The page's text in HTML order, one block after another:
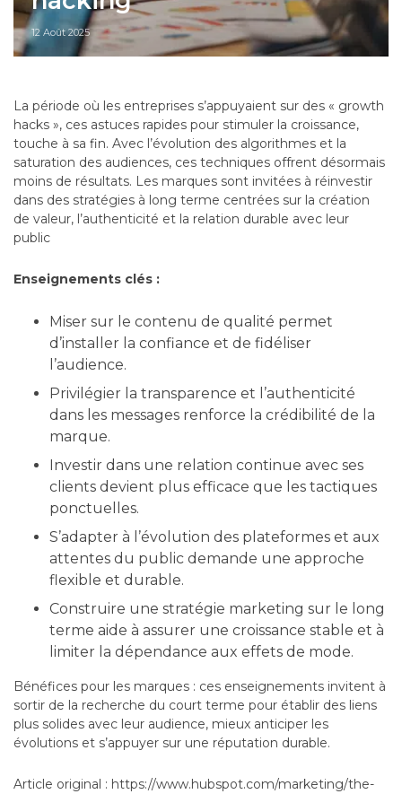
12 Août 2025
La période où les entreprises s’appuyaient sur des « growth
hacks », ces astuces rapides pour stimuler la croissance,
touche à sa fin. Avec l’évolution des algorithmes et la
saturation des audiences, ces techniques offrent désormais
moins de résultats. Les marques sont invitées à réinvestir
dans des stratégies à long terme centrées sur la création
de valeur, l’authenticité et la relation durable avec leur
public
Enseignements clés :
Miser sur le contenu de qualité permet
d’installer la confiance et de fidéliser
l’audience.
Privilégier la transparence et l’authenticité
dans les messages renforce la crédibilité de la
marque.
Investir dans une relation continue avec ses
clients devient plus efficace que les tactiques
ponctuelles.
S’adapter à l’évolution des plateformes et aux
attentes du public demande une approche
flexible et durable.
Construire une stratégie marketing sur le long
terme aide à assurer une croissance stable et à
limiter la dépendance aux effets de mode.
Bénéfices pour les marques : ces enseignements invitent à
sortir de la recherche du court terme pour établir des liens
plus solides avec leur audience, mieux anticiper les
évolutions et s’appuyer sur une réputation durable.
Article original : https://www.hubspot.com/marketing/the-